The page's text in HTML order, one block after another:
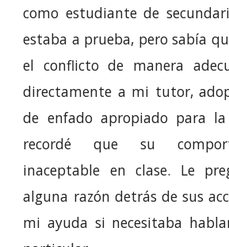
como estudiante de
estaba a prueba, pero sabía
el conflicto de manera
directamente a mi tutor,
de enfado apropiado para
recordé que su
inaceptable en clase. Le
alguna razón detrás de sus
mi ayuda si necesitaba